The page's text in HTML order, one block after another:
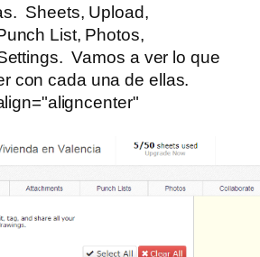
Sheets, Upload,
List, Photos,
Vamos a ver lo que
con cada una de ellas.